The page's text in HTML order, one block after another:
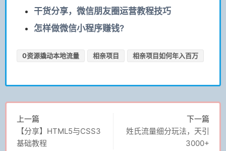
干货分享，微信朋友圈运营教程技巧
怎样做微信小程序赚钱?
0资源撬动本地流量 相亲项目 相亲项目如何年入百万
上一篇
【分享】HTML5与CSS3
基础教程
下一篇
姓氏流量细分玩法，天引
3000+